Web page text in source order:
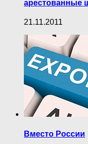
арестованные
21.11.2011
Вместо России